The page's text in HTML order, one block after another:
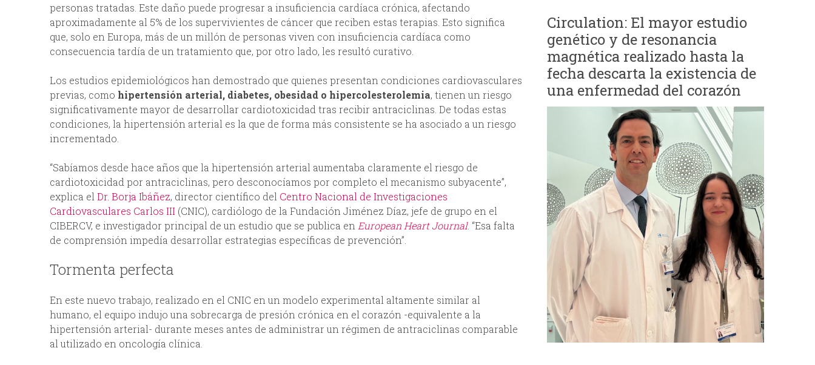
personas tratadas. Este daño puede progresar a insuficiencia cardíaca crónica, afectando
aproximadamente al 5% de los supervivientes de cáncer que reciben estas terapias. Esto significa
que, solo en Europa, más de un millón de personas viven con insuficiencia cardíaca como
consecuencia tardía de un tratamiento que, por otro lado, les resultó curativo.
Los estudios epidemiológicos han demostrado que quienes presentan condiciones cardiovasculares
previas, como hipertensión arterial, diabetes, obesidad o hipercolesterolemia, tienen un riesgo
significativamente mayor de desarrollar cardiotoxicidad tras recibir antraciclinas. De todas estas
condiciones, la hipertensión arterial es la que de forma más consistente se ha asociado a un riesgo
incrementado.
“Sabíamos desde hace años que la hipertensión arterial aumentaba claramente el riesgo de
cardiotoxicidad por antraciclinas, pero desconocíamos por completo el mecanismo subyacente”,
explica el Dr. Borja Ibáñez, director científico del Centro Nacional de Investigaciones
Cardiovasculares Carlos III (CNIC), cardiólogo de la Fundación Jiménez Díaz, jefe de grupo en el
CIBERCV, e investigador principal de un estudio que se publica en European Heart Journal. “Esa falta
de comprensión impedía desarrollar estrategias específicas de prevención”.
Tormenta perfecta
En este nuevo trabajo, realizado en el CNIC en un modelo experimental altamente similar al
humano, el equipo indujo una sobrecarga de presión crónica en el corazón -equivalente a la
hipertensión arterial- durante meses antes de administrar un régimen de antraciclinas comparable
al utilizado en oncología clínica.
Circulation: El mayor estudio
genético y de resonancia
magnética realizado hasta la
fecha descarta la existencia de
una enfermedad del corazón